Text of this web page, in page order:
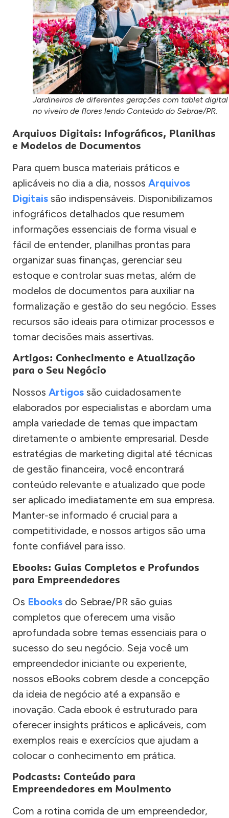
Jardineiros de diferentes gerações com tablet digital
no viveiro de flores lendo Conteúdo do Sebrae/PR.
Arquivos Digitais: Infográficos, Planilhas
e Modelos de Documentos
Para quem busca materiais práticos e
aplicáveis no dia a dia, nossos Arquivos
Digitais são indispensáveis. Disponibilizamos
infográficos detalhados que resumem
informações essenciais de forma visual e
fácil de entender, planilhas prontas para
organizar suas finanças, gerenciar seu
estoque e controlar suas metas, além de
modelos de documentos para auxiliar na
formalização e gestão do seu negócio. Esses
recursos são ideais para otimizar processos e
tomar decisões mais assertivas.
Artigos: Conhecimento e Atualização
para o Seu Negócio
Nossos Artigos são cuidadosamente
elaborados por especialistas e abordam uma
ampla variedade de temas que impactam
diretamente o ambiente empresarial. Desde
estratégias de marketing digital até técnicas
de gestão financeira, você encontrará
conteúdo relevante e atualizado que pode
ser aplicado imediatamente em sua empresa.
Manter-se informado é crucial para a
competitividade, e nossos artigos são uma
fonte confiável para isso.
Ebooks: Guias Completos e Profundos
para Empreendedores
Os Ebooks do Sebrae/PR são guias
completos que oferecem uma visão
aprofundada sobre temas essenciais para o
sucesso do seu negócio. Seja você um
empreendedor iniciante ou experiente,
nossos eBooks cobrem desde a concepção
da ideia de negócio até a expansão e
inovação. Cada ebook é estruturado para
oferecer insights práticos e aplicáveis, com
exemplos reais e exercícios que ajudam a
colocar o conhecimento em prática.
Podcasts: Conteúdo para
Empreendedores em Movimento
Com a rotina corrida de um empreendedor,